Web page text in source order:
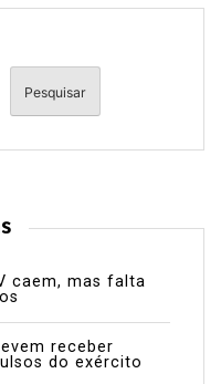
Pesquisar
caem, mas falta
receber
do exército